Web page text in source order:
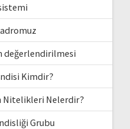
değerlendirilmesi
Kimdir?
Nitelikleri Nelerdir?
Grubu